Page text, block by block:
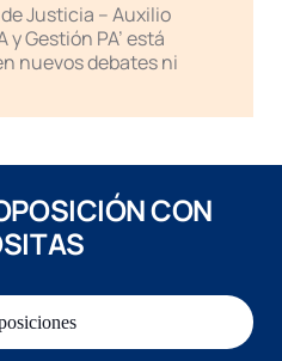
Justicia – Auxilio
Gestión PA’ está
nuevos debates ni
CON